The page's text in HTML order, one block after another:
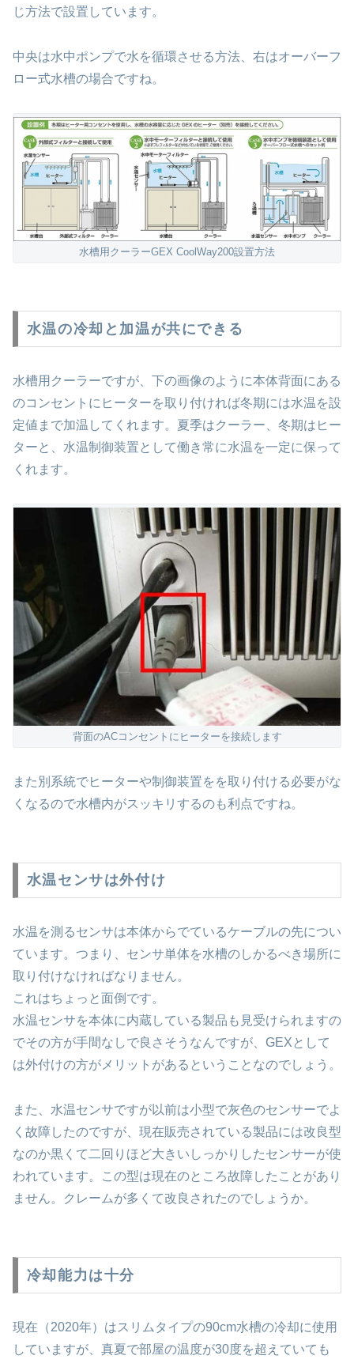
じ方法で設置しています。
中央は水中ポンプで水を循環させる方法、右はオーバーフ
ロー式水槽の場合ですね。
水槽用クーラーGEX CoolWay200設置方法
水温の冷却と加温が共にできる
水槽用クーラーですが、下の画像のように本体背面にある
のコンセントにヒーターを取り付ければ冬期には水温を設
定値まで加温してくれます。夏季はクーラー、冬期はヒー
ターと、水温制御装置として働き常に水温を一定に保って
くれます。
背面のACコンセントにヒーターを接続します
また別系統でヒーターや制御装置をを取り付ける必要がな
くなるので水槽内がスッキリするのも利点ですね。
水温センサは外付け
水温を測るセンサは本体からでているケーブルの先につい
ています。つまり、センサ単体を水槽のしかるべき場所に
取り付けなければなりません。
これはちょっと面倒です。
水温センサを本体に内蔵している製品も見受けられますの
でその方が手間なしで良さそうなんですが、GEXとして
は外付けの方がメリットがあるということなのでしょう。
また、水温センサですが以前は小型で灰色のセンサーでよ
く故障したのですが、現在販売されている製品には改良型
なのか黒くて二回りほど大きいしっかりしたセンサーが使
われています。この型は現在のところ故障したことがあり
ません。クレームが多くて改良されたのでしょうか。
冷却能力は十分
現在（2020年）はスリムタイプの90cm水槽の冷却に使用
していますが、真夏で部屋の温度が30度を超えていても